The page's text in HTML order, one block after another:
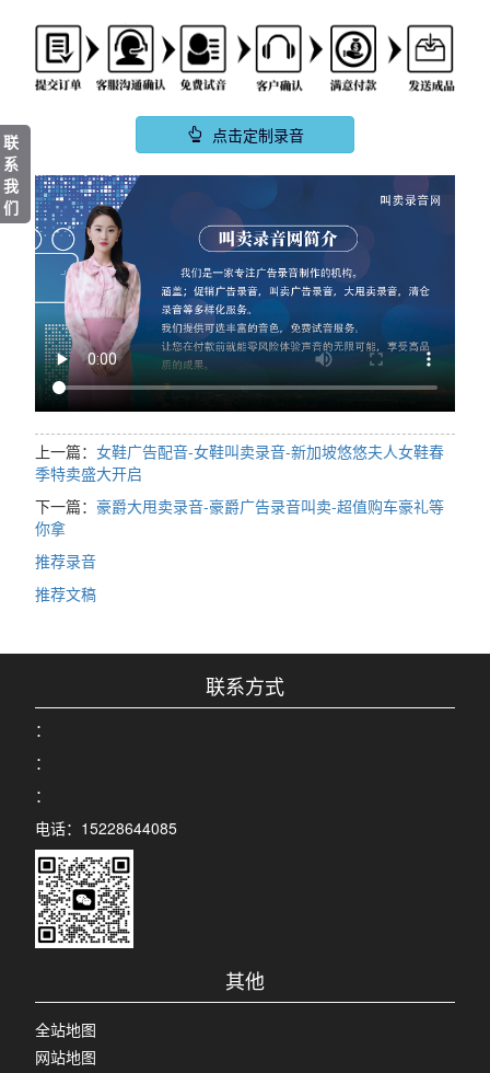
点击定制录音
上一篇： 女鞋广告配音-女鞋叫卖录音-新加坡悠悠夫人女鞋春
季特卖盛大开启
下一篇： 豪爵大甩卖录音-豪爵广告录音叫卖-超值购车豪礼等
你拿
推荐录音
推荐文稿
联系方式
：
：
：
电话：15228644085
其他
全站地图
网站地图
联
系
我
们